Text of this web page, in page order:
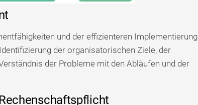
und der effizienteren Implementierung
der organisatorischen Ziele, der
der Probleme mit den Abläufen und der